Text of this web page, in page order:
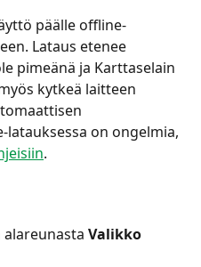
päälle offline-
Lataus etenee
pimeänä ja Karttaselain
kytkeä laitteen
latauksessa on ongelmia,
.
Valikko